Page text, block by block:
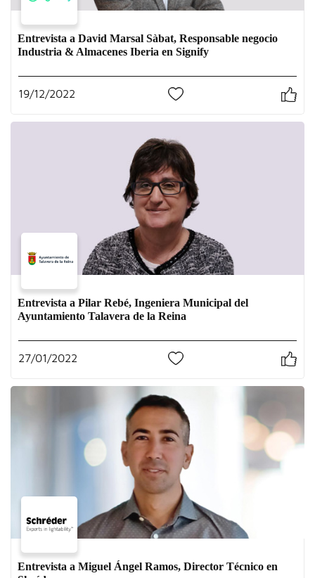
Entrevista a David Marsal Sàbat, Responsable negocio
Industria & Almacenes Iberia en Signify
19/12/2022
Entrevista a Pilar Rebé, Ingeniera Municipal del
Ayuntamiento Talavera de la Reina
27/01/2022
Entrevista a Miguel Ángel Ramos, Director Técnico en